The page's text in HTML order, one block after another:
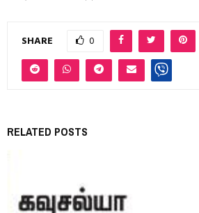
SHARE 0
RELATED POSTS